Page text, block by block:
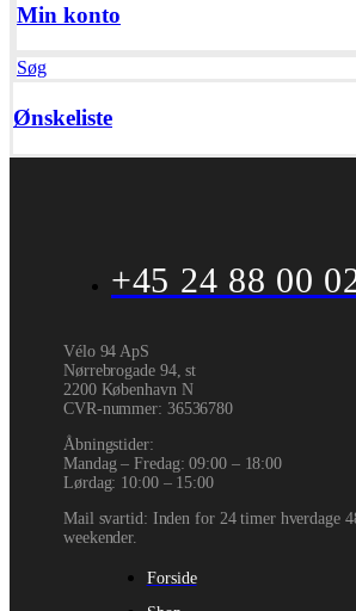
Min konto
Søg
Ønskeliste
+45 24 88 00
Vélo 94 ApS
Nørrebrogade 94, st
2200 København N
CVR-nummer: 36536780
Åbningstider:
Mandag – Fredag: 09:00 – 18:00
Lørdag: 10:00 – 15:00
Mail svartid: Inden for 24 timer hverdage
weekender.
Forside